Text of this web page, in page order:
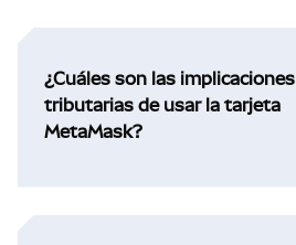
¿Cuáles son las implicaciones
tributarias de usar la tarjeta
MetaMask?